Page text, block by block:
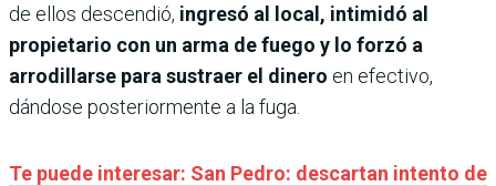
de ellos descendió, ingresó al local, intimidó al
propietario con un arma de fuego y lo forzó a
arrodillarse para sustraer el dinero en efectivo,
dándose posteriormente a la fuga.
Te puede interesar: San Pedro: descartan intento de